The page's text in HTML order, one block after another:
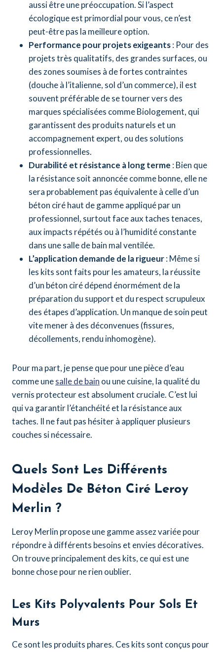
aussi être une préoccupation. Si l’aspect
écologique est primordial pour vous, ce n’est
peut-être pas la meilleure option.
Performance pour projets exigeants: Pour des
projets très qualitatifs, des grandes surfaces, ou
des zones soumises à de fortes contraintes
(douche à l’italienne, sol d’un commerce), il est
souvent préférable de se tourner vers des
marques spécialisées comme Biologement, qui
garantissent des produits naturels et un
accompagnement expert, ou des solutions
professionnelles.
Durabilité et résistance à long terme : Bien que
la résistance soit annoncée comme bonne, elle ne
sera probablement pas équivalente à celle d’un
béton ciré haut de gamme appliqué par un
professionnel, surtout face aux taches tenaces,
aux impacts répétés ou à l’humidité constante
dans une salle de bain mal ventilée.
L’application demande de la rigueur: Même si
les kits sont faits pour les amateurs, la réussite
d’un béton ciré dépend énormément de la
préparation du support et du respect scrupuleux
des étapes d’application. Un manque de soin peut
vite mener à des déconvenues (fissures,
décollements, rendu inhomogène).
Pour ma part, je pense que pour une pièce d’eau
comme unesalle de bain ou une cuisine, la qualité du
vernis protecteur est absolument cruciale. C’est lui
qui va garantir l’étanchéité et la résistance aux
taches. Il ne faut pas hésiter à appliquer plusieurs
couches si nécessaire.
Quels Sont Les Différents
Modèles De Béton Ciré Leroy
Merlin ?
Leroy Merlin propose une gamme assez variée pour
répondre à différents besoins et envies décoratives.
On trouve principalement des kits, ce qui est une
bonne chose pour ne rien oublier.
Les Kits Polyvalents Pour Sols Et
Murs
Ce sont les produits phares. Ces kits sont conçus pour